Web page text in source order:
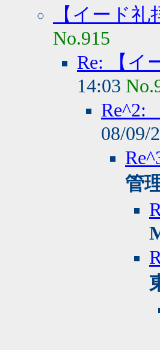
【イード
No.915
Re: 【イ
14:03
Re^2:
08/09/
管